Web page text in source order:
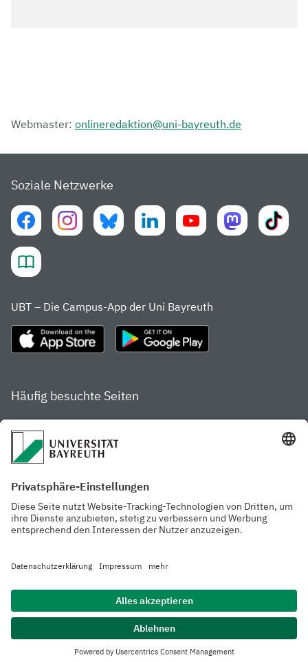
Webmaster: onlineredaktion@uni-bayreuth.de
Soziale Netzwerke
UBT – Die Campus-App der Uni Bayreuth
Häufig besuchte Seiten
Studienportal
Gamechanger Campus
Aktuelle
Pressemitteilungen
Arbeiten an der
Universität
Cafeterien
Studiengangsfinder
Services & Beratung für
Ansprechpersonen der
Uni Bayreuth
Datenschutzerklärung Barrierefreiheitserklärung
Hausordnung Impressum Kontakt